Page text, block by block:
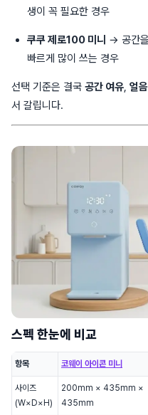
생이 꼭 필요한 경우
쿠쿠 제로100 미니 → 공간
빠르게 많이 쓰는 경우
선택 기준은 결국 공간 여유, 얼
서 갈립니다.
스펙 한눈에 비교
항목 코웨이 아이콘 미니
사이즈
(W×D×H)
200mm × 435mm ×
435mm